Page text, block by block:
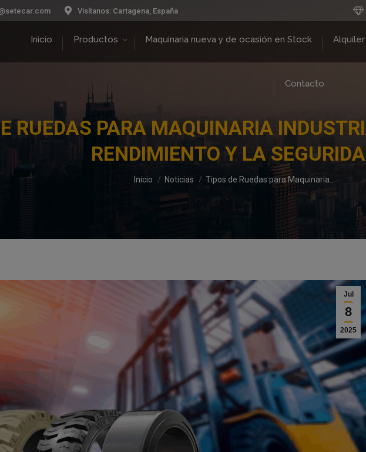
Visítanos: Cartagena, España
Inicio Productos Maquinaria nueva y de ocasión en Stock Alquiler
Contacto
RUEDAS PARA MAQUINARIA
RENDIMIENTO Y LA
Estás aquí:
Inicio Noticias Tipos de Ruedas para Maquinaria…
Jul
8
2025